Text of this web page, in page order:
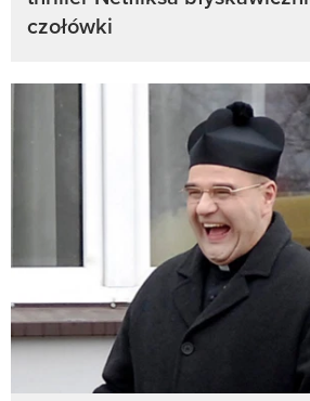
czołówki